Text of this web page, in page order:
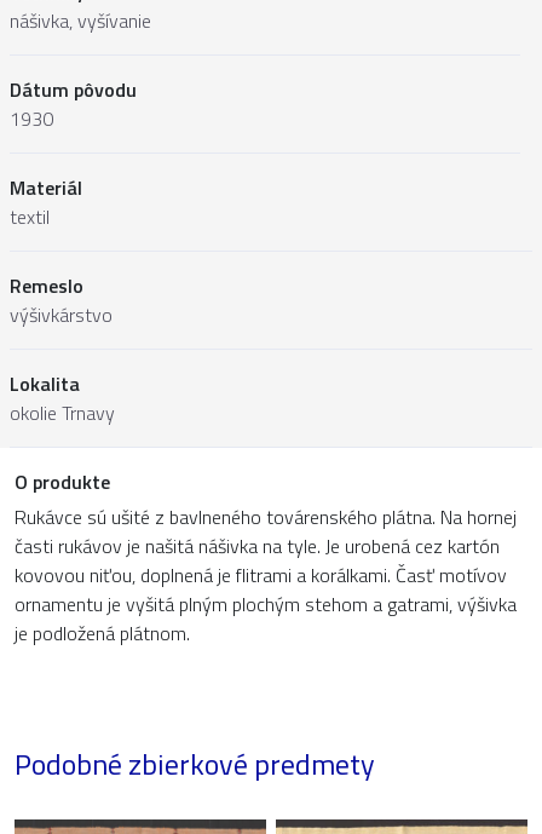
nášivka, vyšívanie
Dátum pôvodu
1930
Materiál
textil
Remeslo
výšivkárstvo
Lokalita
okolie Trnavy
O produkte
Rukávce sú ušité z bavlneného továrenského plátna. Na hornej
časti rukávov je našitá nášivka na tyle. Je urobená cez kartón
kovovou niťou, doplnená je flitrami a korálkami. Časť motívov
ornamentu je vyšitá plným plochým stehom a gatrami, výšivka
je podložená plátnom.
Podobné zbierkové predmety